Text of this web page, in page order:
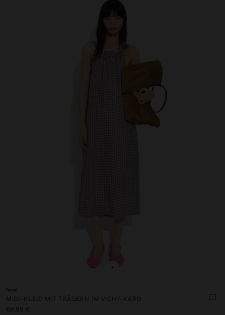
+
New
MIDI-KLEID MIT TRÄGERN IM VICHY-KARO
69,99 €